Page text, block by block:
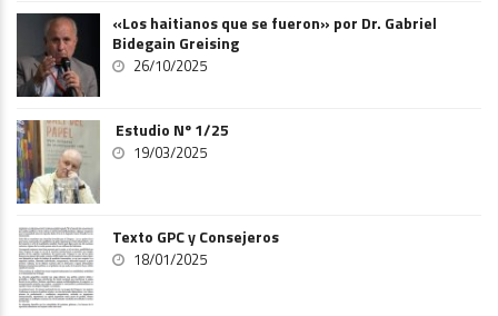
«Los haitianos que se fueron» por Dr. Gabriel
Bidegain Greising
26/10/2025
Estudio Nº 1/25
19/03/2025
Texto GPC y Consejeros
18/01/2025